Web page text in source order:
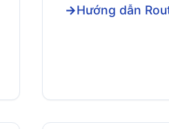
Hướng dẫn